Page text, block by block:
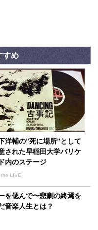
すめ
洋輔の”死に場所”として
された早稲田大学バリケ
内のステージ
the LIVE
を偲んで〜悲劇の終焉を
音楽人生とは？